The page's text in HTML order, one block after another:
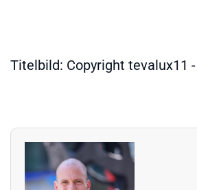
Titelbild: Copyright tevalux11